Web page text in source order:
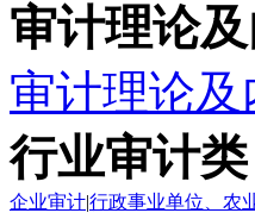
审计理论
审计理论
行业审计类
企业审计|行政事业单位、农